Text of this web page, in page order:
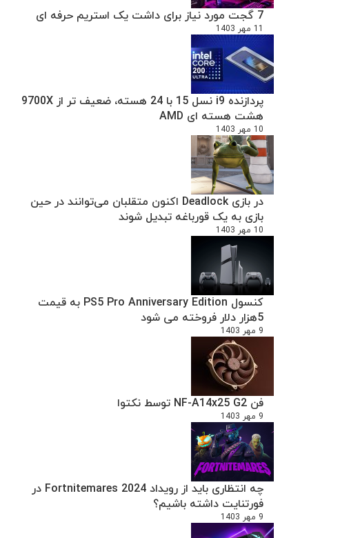
7 گجت مورد نیاز برای داشت یک استریم حرفه ای
11 مهر 1403
پردازنده i9 نسل 15 با 24 هسته، ضعیف تر از 9700X
هشت هسته ای AMD
10 مهر 1403
در بازی Deadlock اکنون متقلبان می‌توانند در حین
بازی به یک قورباغه تبدیل شوند
10 مهر 1403
کنسول PS5 Pro Anniversary Edition به قیمت
5هزار دلار فروخته می شود
9 مهر 1403
فن NF-A14x25 G2 توسط نکتوا
9 مهر 1403
چه انتظاری باید از رویداد Fortnitemares 2024 در
فورتنایت داشته باشیم؟
9 مهر 1403